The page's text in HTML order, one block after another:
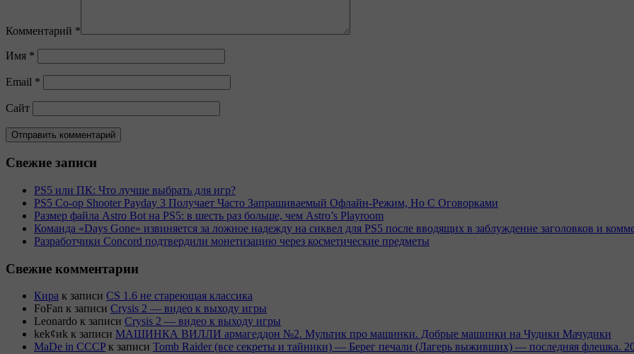
Комментарий *
Имя *
Email *
Сайт
Свежие записи
PS5 или ПК: Что лучше выбрать для игр?
PS5 Co-op Shooter Payday 3 Получает Часто Запрашиваемый Офлайн-Режим, Но С Оговорками
Размер файла Astro Bot на PS5: в шесть раз больше, чем Astro’s Playroom
Команда «Days Gone» извиняется за ложное надежду на сиквел для PS5 после вводящих в заблуждение заголовков и
Разработчики Concord подтвердили монетизацию через косметические предметы
Свежие комментарии
Кира к записи CS 1.6 не стареющая классика
FoFan к записи Crysis 2 — видео к выходу игры
Leonardo к записи Crysis 2 — видео к выходу игры
kek¢иk к записи МАШИНКА ВИЛЛИ армагеддон №2. Мультик про машинки. Добрые машинки на Чудики Мачудики
MaDe in CCCP к записи Tomb Raider (все секреты и тайники) — Берег печали (Лагерь выживших) — последняя флешка.